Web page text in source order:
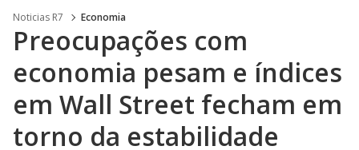
Noticias R7 Economia
Preocupações com
economia pesam e índices
em Wall Street fecham em
torno da estabilidade